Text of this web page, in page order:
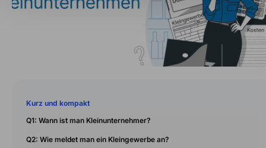
Kurz und kompakt
Q1: Wann ist man Kleinunternehmer?
Q2: Wie meldet man ein Kleingewerbe an?